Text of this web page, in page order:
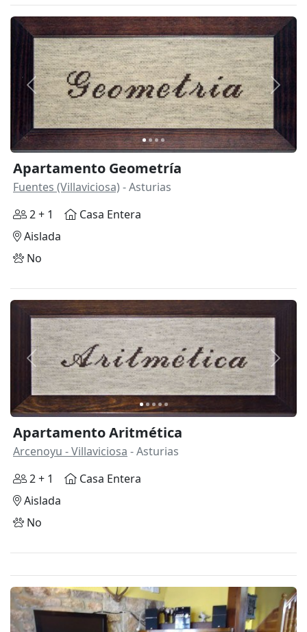
Anterior
Apartamento Geometría
Fuentes (Villaviciosa) - Asturias
2 + 1
Casa Entera
Aislada
No
Anterior
Apartamento Aritmética
Arcenoyu - Villaviciosa - Asturias
2 + 1
Casa Entera
Aislada
No